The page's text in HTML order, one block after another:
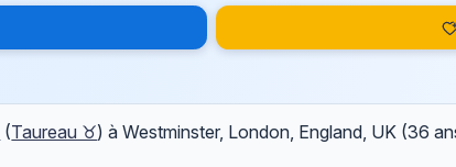
(Taureau ♉) à Westminster, London, England, UK (36